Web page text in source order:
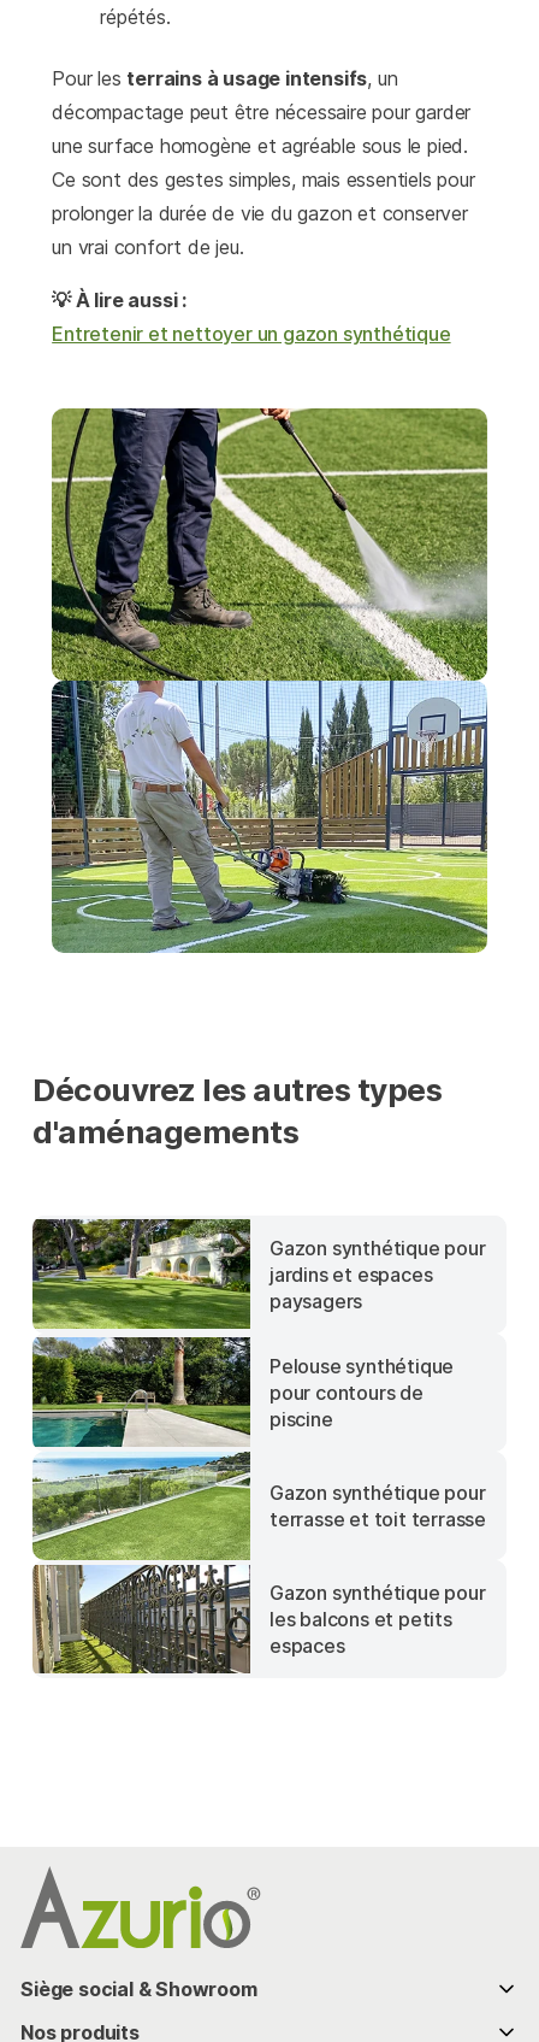
répétés.
Pour les terrains à usage intensifs, un
décompactage peut être nécessaire pour garder
une surface homogène et agréable sous le pied.
Ce sont des gestes simples, mais essentiels pour
prolonger la durée de vie du gazon et conserver
un vrai confort de jeu.
💡 À lire aussi :
Entretenir et nettoyer un gazon synthétique
Découvrez les autres types
d'aménagements
Gazon synthétique pour
jardins et espaces
paysagers
Pelouse synthétique
pour contours de
piscine
Gazon synthétique pour
terrasse et toit terrasse
Gazon synthétique pour
les balcons et petits
espaces
Siège social & Showroom
286 chemin de Bassaquet
Nos produits